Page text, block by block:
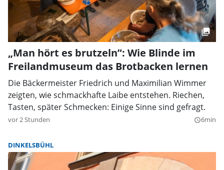
„Man hört es brutzeln”: Wie Blinde im
Freilandmuseum das Brotbacken lernen
Die Bäckermeister Friedrich und Maximilian Wimmer
zeigten, wie schmackhafte Laibe entstehen. Riechen,
Tasten, später Schmecken: Einige Sinne sind gefragt.
vor 2 Stunden query_builder6min
DINKELSBÜHL